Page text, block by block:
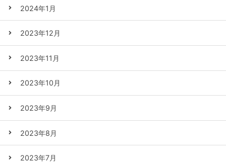
2024年1月
2023年12月
2023年11月
2023年10月
2023年9月
2023年8月
2023年7月